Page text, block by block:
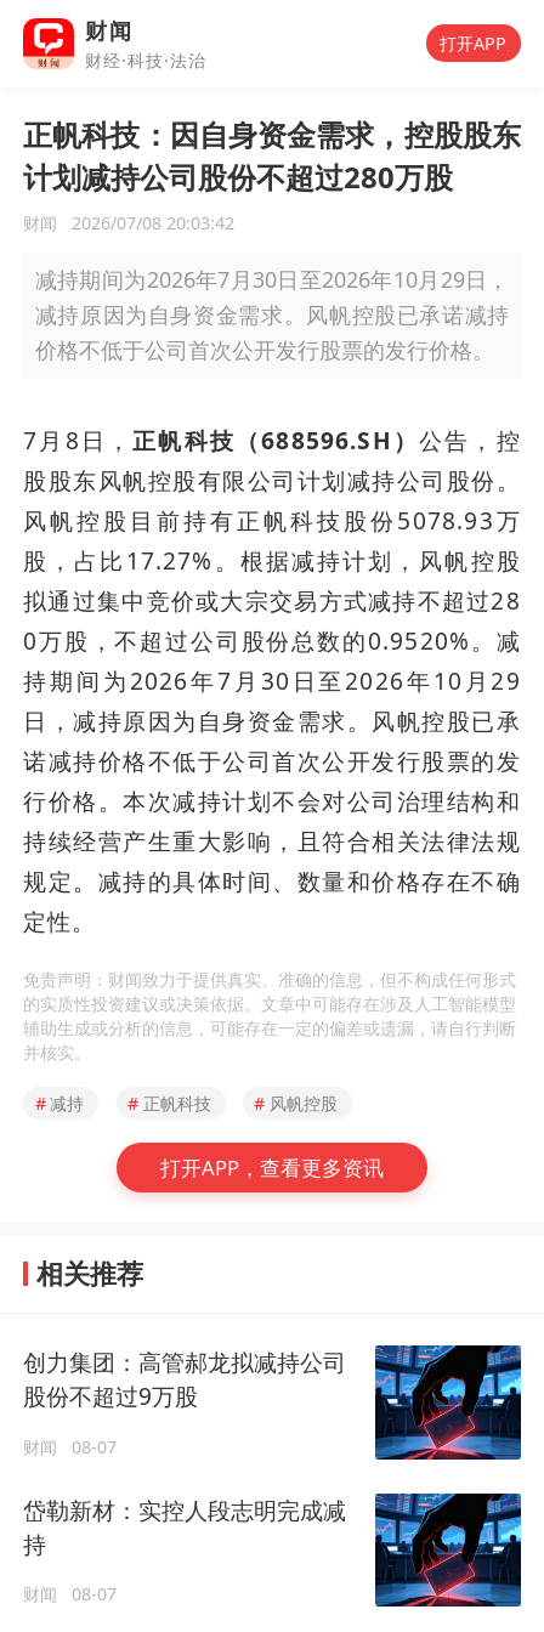
财闻
财经·科技·法治
打开APP
正帆科技：因自身资金需求，控股股东
计划减持公司股份不超过280万股
财闻 2026/07/08 20:03:42
减持期间为2026年7月30日至2026年10月29日，
减持原因为自身资金需求。风帆控股已承诺减持
价格不低于公司首次公开发行股票的发行价格。
7月8日，正帆科技（688596.SH）公告，控
股股东风帆控股有限公司计划减持公司股份。
风帆控股目前持有正帆科技股份5078.93万
股，占比17.27%。根据减持计划，风帆控股
拟通过集中竞价或大宗交易方式减持不超过28
0万股，不超过公司股份总数的0.9520%。减
持期间为2026年7月30日至2026年10月29
日，减持原因为自身资金需求。风帆控股已承
诺减持价格不低于公司首次公开发行股票的发
行价格。本次减持计划不会对公司治理结构和
持续经营产生重大影响，且符合相关法律法规
规定。减持的具体时间、数量和价格存在不确
定性。
免责声明：财闻致力于提供真实、准确的信息，但不构成任何形式
的实质性投资建议或决策依据。文章中可能存在涉及人工智能模型
辅助生成或分析的信息，可能存在一定的偏差或遗漏，请自行判断
并核实。
#减持 # 正帆科技 # 风帆控股
打开APP，查看更多资讯
相关推荐
创力集团：高管郝龙拟减持公司
股份不超过9万股
财闻 08-07
岱勒新材：实控人段志明完成减
持
财闻 08-07